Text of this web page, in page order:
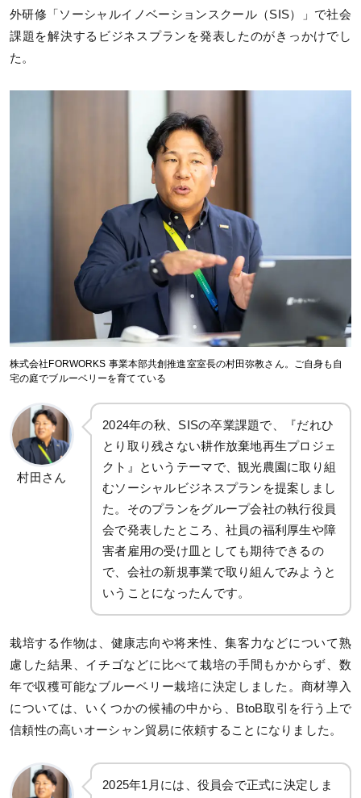
外研修「ソーシャルイノベーションスクール（SIS）」で社会
課題を解決するビジネスプランを発表したのがきっかけでし
た。
株式会社FORWORKS 事業本部共創推進室室長の村田弥教さん。ご自身も自
宅の庭でブルーベリーを育てている
村田さん
2024年の秋、SISの卒業課題で、『だれひ
とり取り残さない耕作放棄地再生プロジェ
クト』というテーマで、観光農園に取り組
むソーシャルビジネスプランを提案しまし
た。そのプランをグループ会社の執行役員
会で発表したところ、社員の福利厚生や障
害者雇用の受け皿としても期待できるの
で、会社の新規事業で取り組んでみようと
いうことになったんです。
栽培する作物は、健康志向や将来性、集客力などについて熟
慮した結果、イチゴなどに比べて栽培の手間もかからず、数
年で収穫可能なブルーベリー栽培に決定しました。商材導入
については、いくつかの候補の中から、BtoB取引を行う上で
信頼性の高いオーシャン貿易に依頼することになりました。
2025年1月には、役員会で正式に決定しま